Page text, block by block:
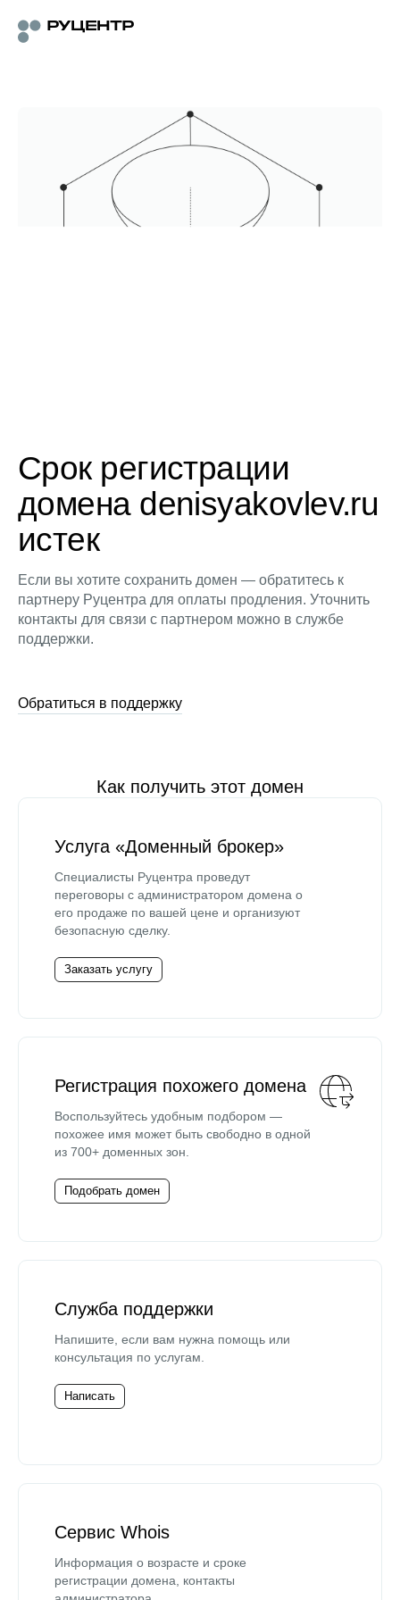
Срок регистрации
домена denisyakovlev.ru
истек
Если вы хотите сохранить домен — обратитесь к
партнеру Руцентра для оплаты продления. Уточнить
контакты для связи с партнером можно в службе
поддержки.
Обратиться в поддержку
Как получить этот домен
Услуга «Доменный брокер»
Специалисты Руцентра проведут
переговоры с администратором домена о
его продаже по вашей цене и организуют
безопасную сделку.
Заказать услугу
Регистрация похожего домена
Воспользуйтесь удобным подбором —
похожее имя может быть свободно в одной
из 700+ доменных зон.
Подобрать домен
Служба поддержки
Напишите, если вам нужна помощь или
консультация по услугам.
Написать
Сервис Whois
Информация о возрасте и сроке
регистрации домена, контакты